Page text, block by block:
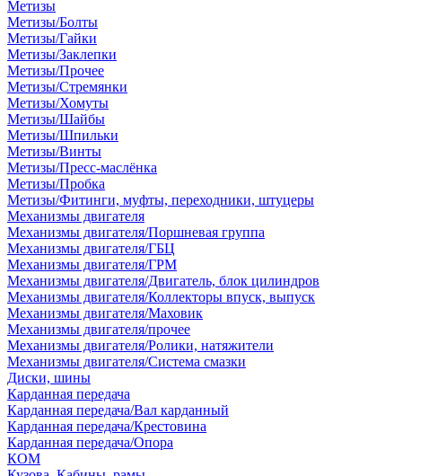
Метизы
Метизы/Болты
Метизы/Гайки
Метизы/Заклепки
Метизы/Прочее
Метизы/Стремянки
Метизы/Хомуты
Метизы/Шайбы
Метизы/Шпильки
Метизы/Винты
Метизы/Пресс-маслёнка
Метизы/Пробка
Метизы/Фитинги, муфты, переходники, штуцеры
Механизмы двигателя
Механизмы двигателя/Поршневая группа
Механизмы двигателя/ГБЦ
Механизмы двигателя/ГРМ
Механизмы двигателя/Двигатель, блок цилиндров
Механизмы двигателя/Коллекторы впуск, выпуск
Механизмы двигателя/Маховик
Механизмы двигателя/прочее
Механизмы двигателя/Ролики, натяжители
Механизмы двигателя/Система смазки
Диски, шины
Карданная передача
Карданная передача/Вал карданный
Карданная передача/Крестовина
Карданная передача/Опора
КОМ